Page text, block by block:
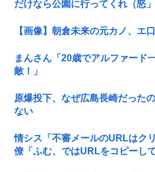
だけなら公園に行ってくれ（怒
【画像】朝倉未来の元カノ、エ
まんさん「20歳でアルファード
敵！」
原爆投下、なぜ広島長崎だった
ない
情シス「不審メールのURLはク
僚「ふむ、ではURLをコピーし